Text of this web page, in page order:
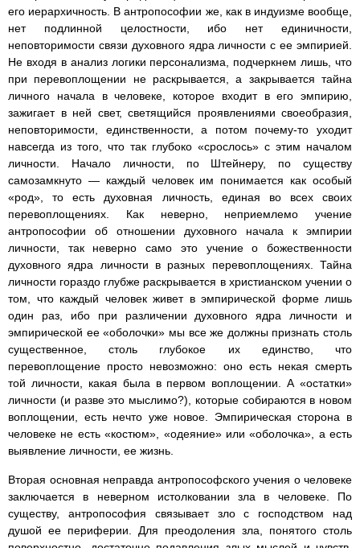
его иерархичность. В антропософии же, как в индуизме вообще,
нет подлинной целостности, ибо нет единичности,
неповторимости связи духовного ядра личности с ее эмпирией.
Не входя в анализ логики персонализма, подчеркнем лишь, что
при перевоплощении не раскрывается, а закрывается тайна
личного начала в человеке, которое входит в его эмпирию,
зажигает в ней свет, светящийся проявлениями своеобразия,
неповторимости, единственности, а потом почему-то уходит
навсегда из того, что так глубоко «срослось» с этим началом
личности. Начало личности, по Штейнеру, по существу
самозамкнуто — каждый человек им понимается как особый
«род», то есть духовная личность, единая во всех своих
перевоплощениях. Как неверно, неприемлемо учение
антропософии об отношении духовного начала к эмпирии
личности, так неверно само это учение о божественности
духовного ядра личности в разных перевоплощениях. Тайна
личности гораздо глубже раскрывается в христианском учении о
том, что каждый человек живет в эмпирической форме лишь
один раз, ибо при различении духовного ядра личности и
эмпирической ее «оболочки» мы все же должны признать столь
существенное, столь глубокое их единство, что
перевоплощение просто невозможно: оно есть некая смерть
той личности, какая была в первом воплощении. А «остатки»
личности (и разве это мыслимо?), которые собираются в новом
воплощении, есть нечто уже новое. Эмпирическая сторона в
человеке не есть «костюм», «одеяние» или «оболочка», а есть
выявление личности, ее жизнь.
Вторая основная неправда антропософского учения о человеке
заключается в неверном истолковании зла в человеке. По
существу, антропософия связывает зло с господством над
душой ее периферии. Для преодоления зла, понятого столь